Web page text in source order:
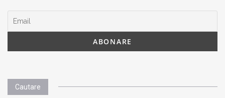
Cautare